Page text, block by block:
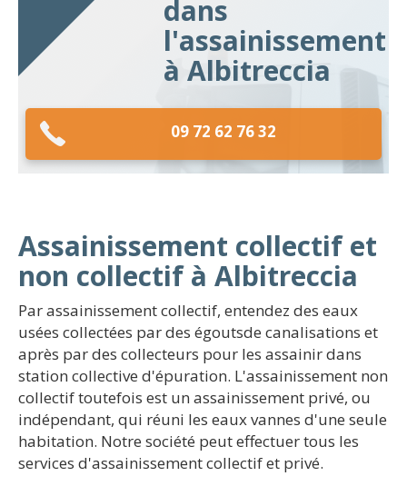
dans
l'assainissement
à Albitreccia
09 72 62 76 32
Assainissement collectif et
non collectif à Albitreccia
Par assainissement collectif, entendez des eaux
usées collectées par des égoutsde canalisations et
après par des collecteurs pour les assainir dans
station collective d'épuration. L'assainissement non
collectif toutefois est un assainissement privé, ou
indépendant, qui réuni les eaux vannes d'une seule
habitation. Notre société peut effectuer tous les
services d'assainissement collectif et privé.